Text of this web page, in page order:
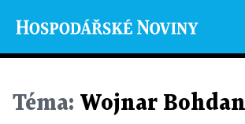
Téma: Wojnar Bohdan